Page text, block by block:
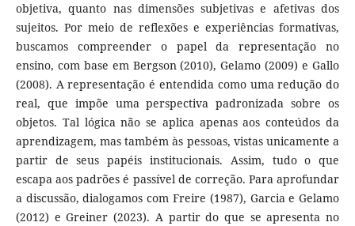
objetiva, quanto nas dimensões subjetivas e afetivas dos
sujeitos. Por meio de reflexões e experiências formativas,
buscamos compreender o papel da representação no
ensino, com base em Bergson (2010), Gelamo (2009) e Gallo
(2008). A representação é entendida como uma redução do
real, que impõe uma perspectiva padronizada sobre os
objetos. Tal lógica não se aplica apenas aos conteúdos da
aprendizagem, mas também às pessoas, vistas unicamente a
partir de seus papéis institucionais. Assim, tudo o que
escapa aos padrões é passível de correção. Para aprofundar
a discussão, dialogamos com Freire (1987), Garcia e Gelamo
(2012) e Greiner (2023). A partir do que se apresenta no